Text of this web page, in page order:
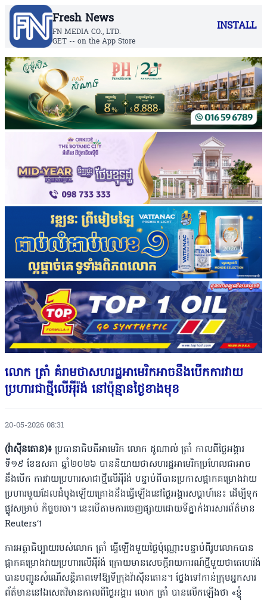
Fresh News
FN MEDIA CO., LTD.
GET -- on the App Store
INSTALL
លោក ត្រាំ គំរាមថាសហរដ្ឋអាមេរិកអាចនឹងបើកការវាយ
ប្រហារជាថ្មីលើអ៉ីរ៉ង់ នៅប៉ុន្មានថ្ងៃខាងមុខ
20-05-2026 08:31
(វ៉ាស៊ីនតោន)៖ ប្រធានាធិបតីអាមេរិក លោក ដូណាល់ ត្រាំ កាលពីថ្ងៃអង្គារ
ទី១៩ ខែឧសភា ឆ្នាំ២០២៦ បាននិយាយថាសហរដ្ឋអាមេរិកប្រហែលជាអាច
នឹងបើក ការវាយប្រហារសាជាថ្មីលើអ៉ីរ៉ង់ បន្ទាប់ពីបានប្រកាសផ្អាកគម្រោងវាយ
ប្រហារមួយដែលដំបូងឡើយគ្រោងនឹងធ្វើឡើងនៅថ្ងៃអង្គារសប្ដាហ៍នេះ ដើម្បីទុក
ផ្លូវសម្រាប់ កិច្ចចរចា។ នេះបើតាមការចេញផ្សាយដោយទីភ្នាក់ងារសារព័ត៌មាន
Reuters។
ការអត្ថាធិប្បាយរបស់លោក ត្រាំ ធ្វើឡើងមួយថ្ងៃប៉ុណ្ណោះបន្ទាប់ពីរូបលោកបាន
ផ្អាកគម្រោងវាយប្រហារលើអ៉ីរ៉ង់ ក្រោយមានសេចក្ដីរាយការណ៍ថ្មីមួយថាតេហេរ៉ង់
បានបញ្ជូនសំណើសន្តិភាពទៅឱ្យទីក្រុងវ៉ាស៊ីនតោន។ ថ្លែងទៅកាន់ក្រុមអ្នកសារ
ព័ត៌មាននៅឯសេតវិមានកាលពីថ្ងៃអង្គារ លោក ត្រាំ បានលើកឡើងថា «ខ្ញុំ